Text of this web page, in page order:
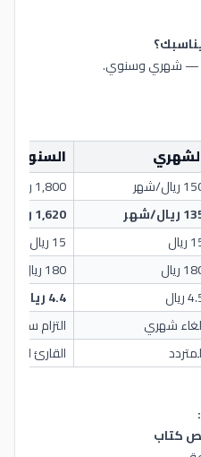
— شهري وسنوي.
السنوي
شهر
1,800 ريال/سنة
شهر
1,620 ريال/سنة
15 ريال
ريال
180 ريال
ريال
4.4 ريال
شهري
التزام سنوي
القارئ